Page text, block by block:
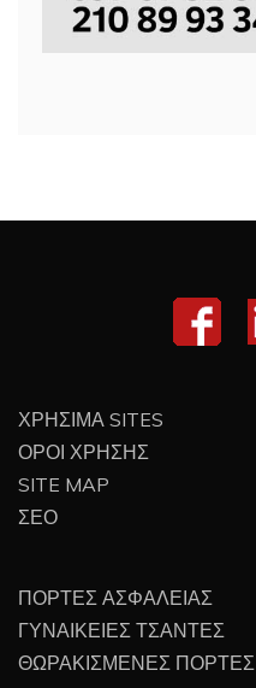
ΧΡΗΣΙΜΑ SITES
ΟΡΟΙ ΧΡΗΣΗΣ
SITE MAP
ΣΕΟ
ΠΟΡΤΕΣ ΑΣΦΑΛΕΙΑΣ
ΓΥΝΑΙΚΕΙΕΣ ΤΣΑΝΤΕΣ
ΘΩΡΑΚΙΣΜΕΝΕΣ ΠΟΡΤΕΣ